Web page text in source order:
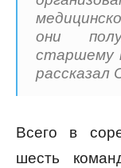
они
старшему
рассказал
Всего в
шесть